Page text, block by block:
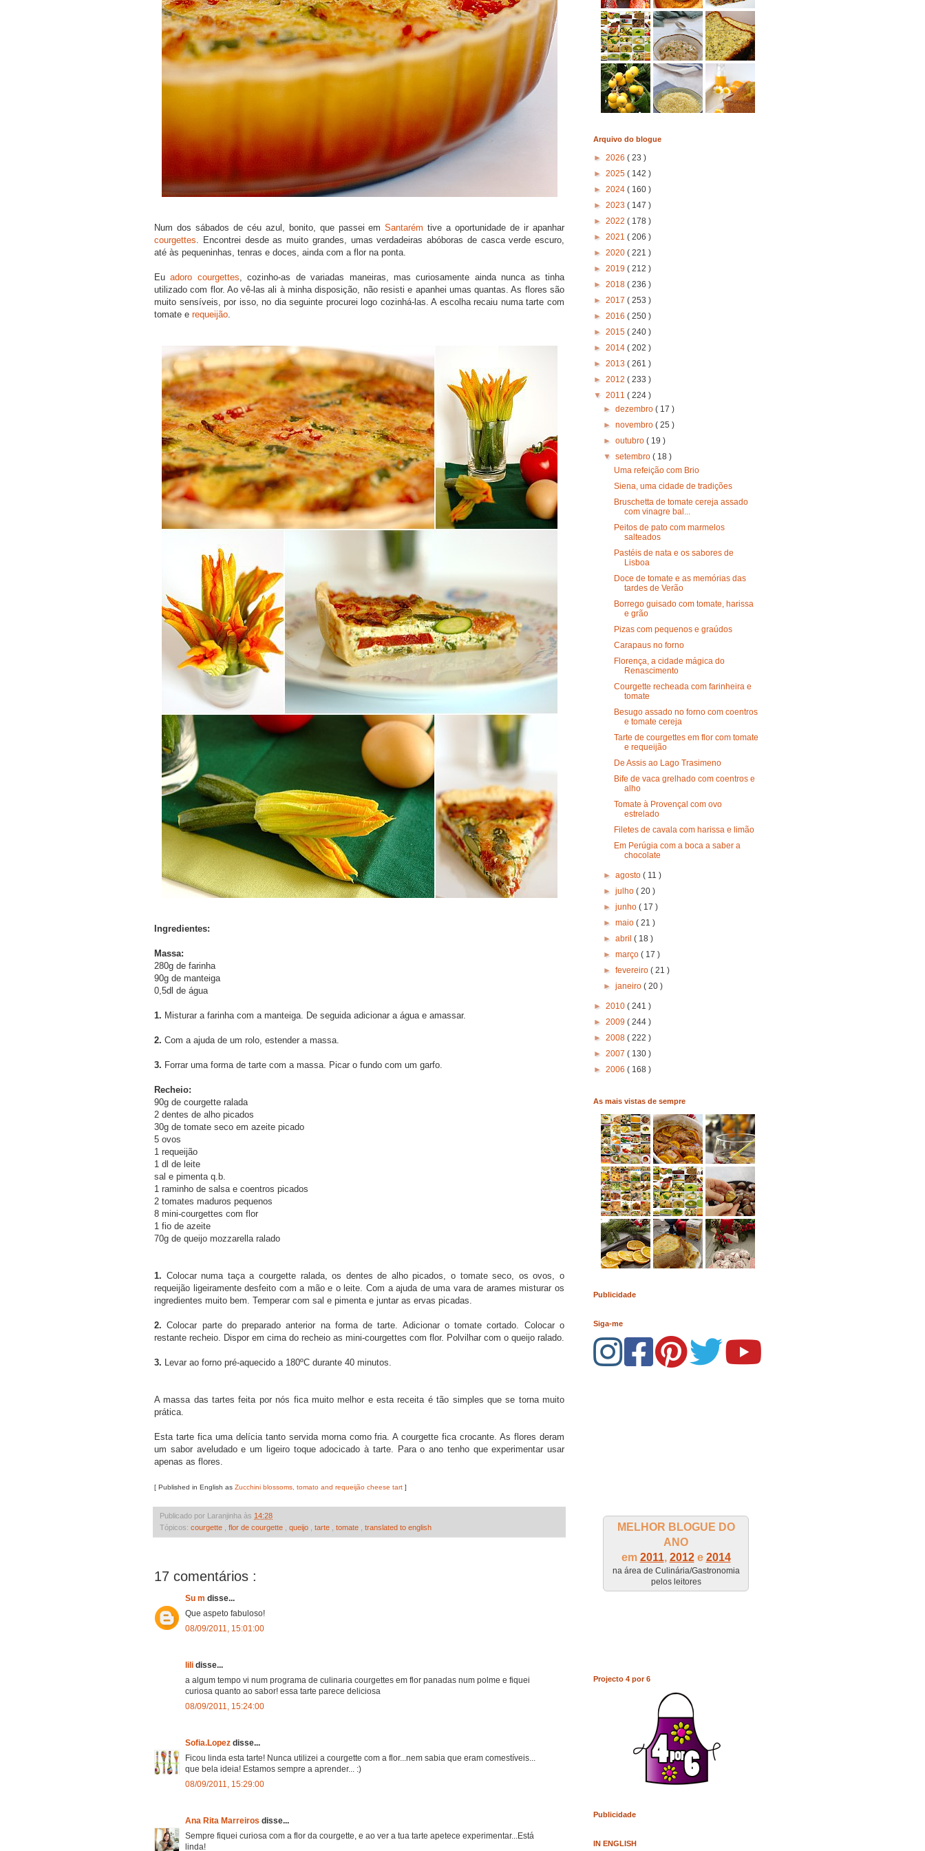
Num dos sábados de céu azul, bonito, que passei emSantarém tive a oportunidade de ir apanhar
courgettes . Encontrei desde as muito grandes, umas verdadeiras abóboras de casca verde escuro,
até às pequeninhas, tenras e doces, ainda com a flor na ponta.
Euadoro courgettes , cozinho-as de variadas maneiras, mas curiosamente ainda nunca as tinha
utilizado com flor. Ao vê-las ali à minha disposição, não resisti e apanhei umas quantas. As flores são
muito sensíveis, por isso, no dia seguinte procurei logo cozinhá-las. A escolha recaiu numa tarte com
tomate e requeijão
Ingredientes:
Massa:
280g de farinha
90g de manteiga
0,5dl de água
1. Misturar a farinha com a manteiga. De seguida adicionar a água e amassar.
2. Com a ajuda de um rolo, estender a massa.
3. Forrar uma forma de tarte com a massa. Picar o fundo com um garfo.
Recheio:
90g de courgette ralada
2 dentes de alho picados
30g de tomate seco em azeite picado
5 ovos
1 requeijão
1 dl de leite
sal e pimenta q.b.
1 raminho de salsa e coentros picados
2 tomates maduros pequenos
8 mini-courgettes com flor
1 fio de azeite
70g de queijo mozzarella ralado
1. Colocar numa taça a courgette ralada, os dentes de alho picados, o tomate seco, os ovos, o
requeijão ligeiramente desfeito com a mão e o leite. Com a ajuda de uma vara de arames misturar os
ingredientes muito bem. Temperar com sal e pimenta e juntar as ervas picadas.
2. Colocar parte do preparado anterior na forma de tarte. Adicionar o tomate cortado. Colocar o
restante recheio. Dispor em cima do recheio as mini-courgettes com flor. Polvilhar com o queijo ralado.
3. Levar ao forno pré-aquecido a 180ºC durante 40 minutos.
A massa das tartes feita por nós fica muito melhor e esta receita é tão simples que se torna muito
prática.
Esta tarte fica uma delícia tanto servida morna como fria. A courgette fica crocante. As flores deram
um sabor aveludado e um ligeiro toque adocicado à tarte. Para o ano tenho que experimentar usar
apenas as flores.
[ Published in English as Zucchini blossoms, tomato and requeijão cheese tart ]
Publicado por Laranjinha às 14:28
Tópicos: courgette flor de courgette queijo tarte tomate translated to english
17 comentários :
Su m disse...
Que aspeto fabuloso!
08/09/2011, 15:01:00
lili disse...
a algum tempo vi num programa de culinaria courgettes em flor panadas num polme e fiquei
curiosa quanto ao sabor! essa tarte parece deliciosa
08/09/2011, 15:24:00
Sofia.Lopez disse...
Ficou linda esta tarte! Nunca utilizei a courgette com a flor...nem sabia que eram comestíveis...
que bela ideia! Estamos sempre a aprender... :)
08/09/2011, 15:29:00
Ana Rita Marreiros disse...
Sempre fiquei curiosa com a flor da courgette, e ao ver a tua tarte apetece experimentar...Está
linda!
Arquivo do blogue
► 2026 ( 23 )
► 2025 ( 142 )
► 2024 ( 160 )
► 2023 ( 147 )
► 2022 ( 178 )
► 2021 ( 206 )
► 2020 ( 221 )
► 2019 ( 212 )
► 2018 ( 236 )
► 2017 ( 253 )
► 2016 ( 250 )
► 2015 ( 240 )
► 2014 ( 202 )
► 2013 ( 261 )
► 2012 ( 233 )
▼ 2011 ( 224 )
►dezembro( 17 )
►novembro( 25 )
►outubro( 19 )
▼setembro( 18 )
Uma refeição com Brio
Siena, uma cidade de tradições
Bruschetta de tomate cereja assado
com vinagre bal...
Peitos de pato com marmelos
salteados
Pastéis de nata e os sabores de
Lisboa
Doce de tomate e as memórias das
tardes de Verão
Borrego guisado com tomate, harissa
e grão
Pizas com pequenos e graúdos
Carapaus no forno
Florença, a cidade mágica do
Renascimento
Courgette recheada com farinheira e
tomate
Besugo assado no forno com coentros
e tomate cereja
Tarte de courgettes em flor com tomate
e requeijão
De Assis ao Lago Trasimeno
Bife de vaca grelhado com coentros e
alho
Tomate à Provençal com ovo
estrelado
Filetes de cavala com harissa e limão
Em Perúgia com a boca a saber a
chocolate
►agosto( 11 )
►julho( 20 )
►junho( 17 )
►maio( 21 )
►abril( 18 )
►março( 17 )
►fevereiro( 21 )
►janeiro( 20 )
► 2010 ( 241 )
► 2009 ( 244 )
► 2008 ( 222 )
► 2007 ( 130 )
► 2006 ( 168 )
As mais vistas de sempre
Publicidade
Siga-me
MELHOR BLOGUE DO
ANO
em 2011, 2012e 2014
na área de Culinária/Gastronomia
pelos leitores
Projecto 4 por 6
Publicidade
IN ENGLISH